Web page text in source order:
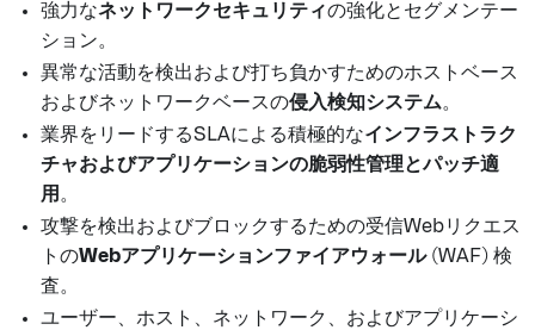
強力なネットワークセキュリティの強化とセグメンテー
ション。
異常な活動を検出および打ち負かすためのホストベース
およびネットワークベースの侵入検知システム。
業界をリードするSLAによる積極的なインフラストラク
チャおよびアプリケーションの脆弱性管理とパッチ適
用 。
攻撃を検出およびブロックするための受信Webリクエス
トのWebアプリケーションファイアウォール(WAF) 検
査。
ユーザー、ホスト、ネットワーク、およびアプリケーシ